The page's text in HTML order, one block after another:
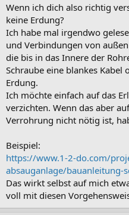
Wenn ich dich also richtig
keine Erdung?
Ich habe mal irgendwo
und Verbindungen von
die bis in das Innere der
Schraube eine blankes
Erdung.
Ich möchte einfach auf das
verzichten. Wenn das aber
Verrohrung nicht nötig ist,
Beispiel:
https://www.1-2-do.com/
absauganlage/bauanleitung-
Das wirkt selbst auf mich
voll mit diesen